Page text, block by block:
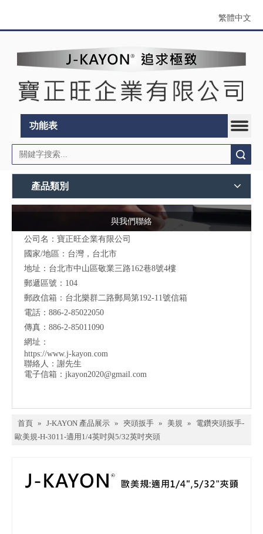
繁體中文
功能表
產品類別
與我們聯絡
公司名：寶正旺企業有限公司
國家/地區：台灣，台北市
地址：台北市中山區敬業三路162巷8號4樓
郵遞區號：104
郵政信箱：台北樂群二路郵局第192-11號信箱
電話：886-2-85022050
傳真：886-2-85011090
網址：
https://www.j-kayon.com
聯絡人：謝先生
電子信箱： jkayon2020@gmail.com
首頁 » J-KAYON 產品展示 » 夾頭扳手 » 美規 »
電鑽夾頭扳手-
歐美規-H-3011-適用1/4英吋與5/32英吋夾頭